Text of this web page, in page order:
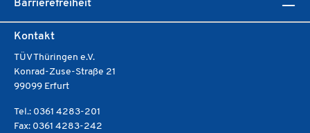
Barrierefreiheit
Kontakt
TÜV Thüringen e.V.
Konrad-Zuse-Straße 21
99099 Erfurt
Tel.: 0361 4283-201
Fax: 0361 4283-242